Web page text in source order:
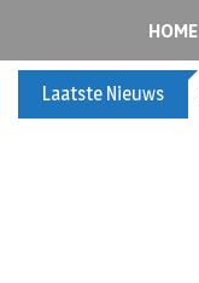
HOME
Laatste Nieuws